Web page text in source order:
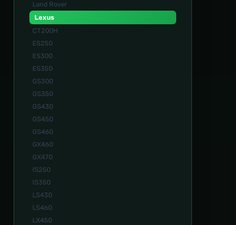
Land Rover
Lexus
CT200H
ES250
ES300
ES350
GS300
GS350
GS430
GS450
GS460
GX460
GX470
IS250
IS350
LS430
LS460
LX450